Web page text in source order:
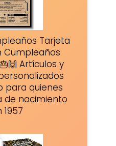
Tarjeta
Cumpleaños
Artículos y
para quienes
de nacimiento
1957